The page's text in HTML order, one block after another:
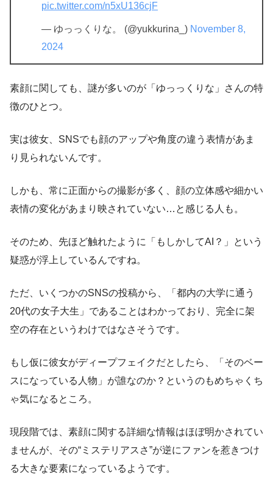
pic.twitter.com/n5xU136cjF
— ゆっっくりな。 (@yukkurina_) November 8,
2024
素顔に関しても、謎が多いのが「ゆっっくりな」さんの特
徴のひとつ。
実は彼女、SNSでも顔のアップや角度の違う表情があま
り見られないんです。
しかも、常に正面からの撮影が多く、顔の立体感や細かい
表情の変化があまり映されていない…と感じる人も。
そのため、先ほど触れたように「もしかしてAI？」という
疑惑が浮上しているんですね。
ただ、いくつかのSNSの投稿から、「都内の大学に通う
20代の女子大生」であることはわかっており、完全に架
空の存在というわけではなさそうです。
もし仮に彼女がディープフェイクだとしたら、「そのベー
スになっている人物」が誰なのか？というのもめちゃくち
ゃ気になるところ。
現段階では、素顔に関する詳細な情報はほぼ明かされてい
ませんが、その“ミステリアスさ”が逆にファンを惹きつけ
る大きな要素になっているようです。